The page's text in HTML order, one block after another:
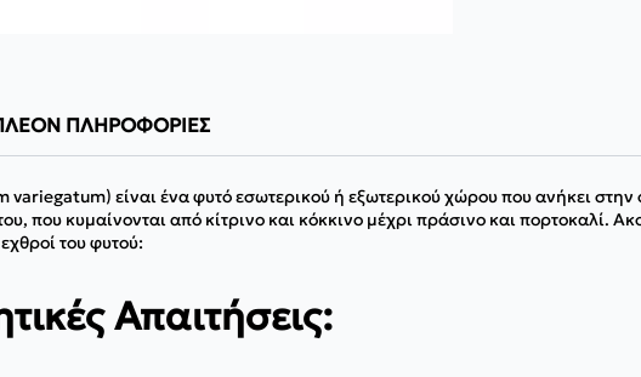
ΠΛΗΡΟΦΟΡΊΕΣ
είναι ένα φυτό εσωτερικού ή εξωτερικού χώρου που ανήκει στην
που κυμαίνονται από κίτρινο και κόκκινο μέχρι πράσινο και πορτοκαλί.
του φυτού:
Απαιτήσεις: